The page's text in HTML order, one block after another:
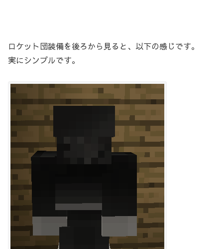
ロケット団装備を後ろから見ると、以下の感じです。
実にシンプルです。